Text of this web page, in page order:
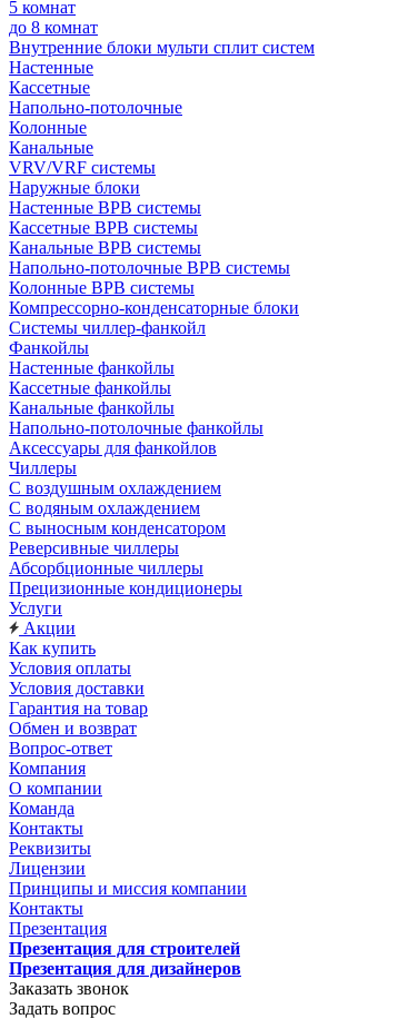
5 комнат
до 8 комнат
Внутренние блоки мульти сплит систем
Настенные
Кассетные
Напольно-потолочные
Колонные
Канальные
VRV/VRF системы
Наружные блоки
Настенные ВРВ системы
Кассетные ВРВ системы
Канальные ВРВ системы
Напольно-потолочные ВРВ системы
Колонные ВРВ системы
Компрессорно-конденсаторные блоки
Системы чиллер-фанкойл
Фанкойлы
Настенные фанкойлы
Кассетные фанкойлы
Канальные фанкойлы
Напольно-потолочные фанкойлы
Аксессуары для фанкойлов
Чиллеры
С воздушным охлаждением
С водяным охлаждением
С выносным конденсатором
Реверсивные чиллеры
Абсорбционные чиллеры
Прецизионные кондиционеры
Услуги
Акции
Как купить
Условия оплаты
Условия доставки
Гарантия на товар
Обмен и возврат
Вопрос-ответ
Компания
О компании
Команда
Контакты
Реквизиты
Лицензии
Принципы и миссия компании
Контакты
Презентация
Презентация для строителей
Презентация для дизайнеров
Заказать звонок
Задать вопрос